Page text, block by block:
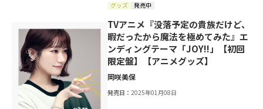
グッズ 発売中
TVアニメ『没落予定の貴族だけど、
暇だったから魔法を極めてみた』エ
ンディングテーマ「JOY!!」【初回
限定盤】【アニメグッズ】
岡咲美保
発売日：2025年01月08日